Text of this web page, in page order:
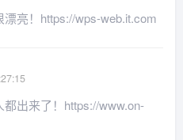
亮！https://wps-web.it.com
出来了！https://www.on-